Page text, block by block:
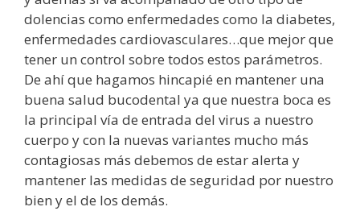
dolencias como enfermedades como la diabetes,
enfermedades cardiovasculares…que mejor que
tener un control sobre todos estos parámetros.
De ahí que hagamos hincapié en mantener una
buena salud bucodental ya que nuestra boca es
la principal vía de entrada del virus a nuestro
cuerpo y con la nuevas variantes mucho más
contagiosas más debemos de estar alerta y
mantener las medidas de seguridad por nuestro
bien y el de los demás.